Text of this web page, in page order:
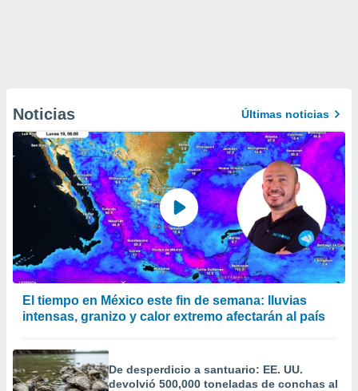
Noticias Últimas noticias
El tiempo en México este fin de semana: lluvias
intensas, granizo y calor extremo afectarán al país
De desperdicio a santuario: EE. UU.
devolvió 500,000 toneladas de conchas al